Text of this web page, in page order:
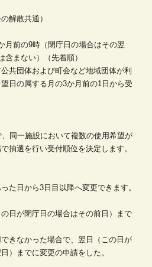
解散共通）
月前の9時（閉庁日の場合はその翌
含まない）（先着順）
共団体および町会など地域団体が利
日の属する月の3か月前の1日から受
同一施設において複数の使用希望が
抽選を行い受付順位を決定します。
た日から3日目以降へ変更できます。
日が閉庁日の場合はその前日）まで
きなかった場合で、翌日（この日が
）までに変更の申請をした。